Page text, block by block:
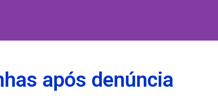
após denúncia